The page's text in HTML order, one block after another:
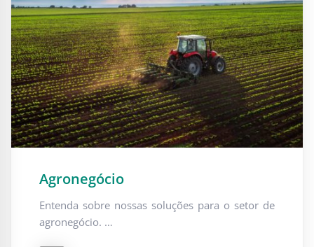
Agronegócio
Entenda sobre nossas soluções para o setor de
agronegócio. …